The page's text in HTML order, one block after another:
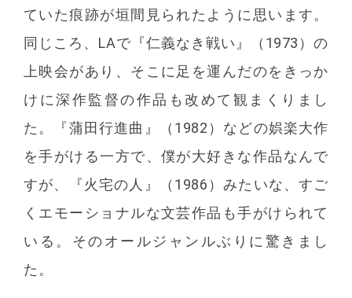
ていた痕跡が垣間見られたように思います。
同じころ、LAで『仁義なき戦い』（1973）の
上映会があり、そこに足を運んだのをきっか
けに深作監督の作品も改めて観まくりまし
た。『蒲田行進曲』（1982）などの娯楽大作
を手がける一方で、僕が大好きな作品なんで
すが、『火宅の人』（1986）みたいな、すご
くエモーショナルな文芸作品も手がけられて
いる。そのオールジャンルぶりに驚きまし
た。